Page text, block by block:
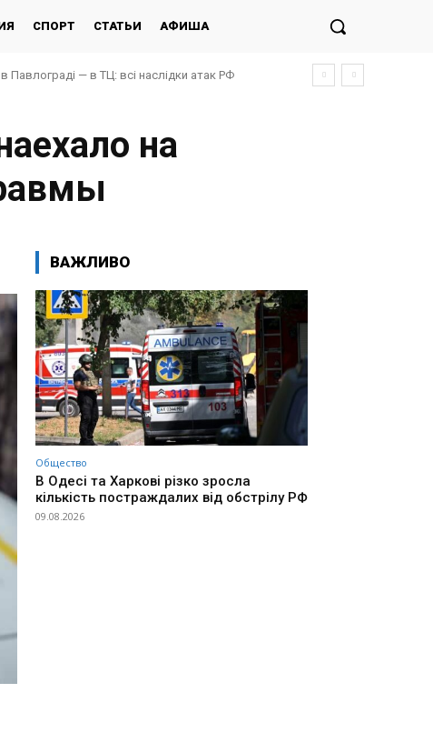
СПОРТ СТАТЬИ АФИША
Павлограді — в ТЦ: всі наслідки атак РФ
на
ВАЖЛИВО
Общество
В Одесі та Харкові різко зросла
кількість постраждалих від обстрілу РФ
09.08.2026